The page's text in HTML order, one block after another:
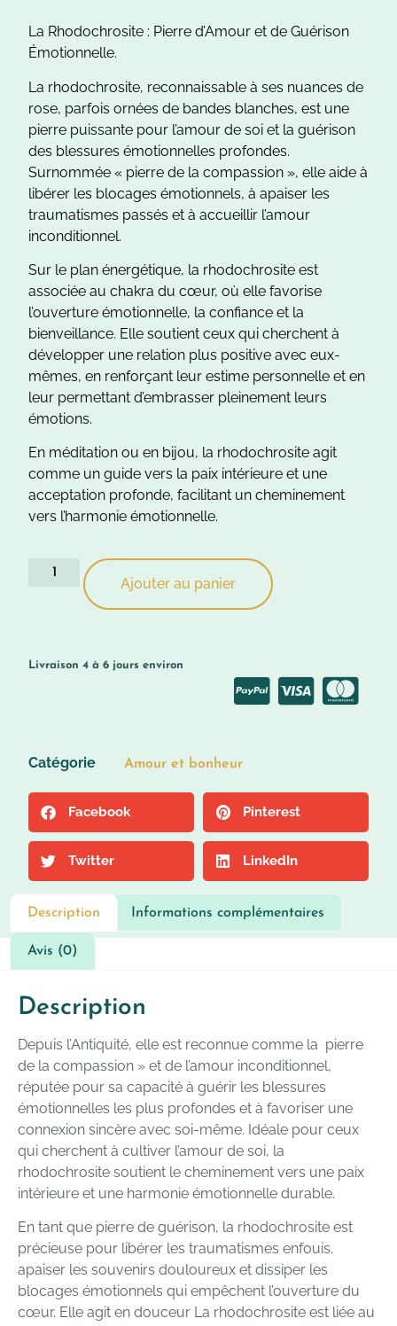
La Rhodochrosite : Pierre d’Amour et de Guérison
Émotionnelle.
La rhodochrosite, reconnaissable à ses nuances de
rose, parfois ornées de bandes blanches, est une
pierre puissante pour l’amour de soi et la guérison
des blessures émotionnelles profondes.
Surnommée « pierre de la compassion », elle aide à
libérer les blocages émotionnels, à apaiser les
traumatismes passés et à accueillir l’amour
inconditionnel.
Sur le plan énergétique, la rhodochrosite est
associée au chakra du cœur, où elle favorise
l’ouverture émotionnelle, la confiance et la
bienveillance. Elle soutient ceux qui cherchent à
développer une relation plus positive avec eux-
mêmes, en renforçant leur estime personnelle et en
leur permettant d’embrasser pleinement leurs
émotions.
En méditation ou en bijou, la rhodochrosite agit
comme un guide vers la paix intérieure et une
acceptation profonde, facilitant un cheminement
vers l’harmonie émotionnelle.
Ajouter au panier
Livraison 4 à 6 jours environ
Catégorie Amour et bonheur
Facebook Pinterest
Twitter LinkedIn
Description Informations complémentaires
Avis (0)
Description
Depuis l’Antiquité, elle est reconnue comme la pierre
de la compassion » et de l’amour inconditionnel,
réputée pour sa capacité à guérir les blessures
émotionnelles les plus profondes et à favoriser une
connexion sincère avec soi-même. Idéale pour ceux
qui cherchent à cultiver l’amour de soi, la
rhodochrosite soutient le cheminement vers une paix
intérieure et une harmonie émotionnelle durable.
En tant que pierre de guérison, la rhodochrosite est
précieuse pour libérer les traumatismes enfouis,
apaiser les souvenirs douloureux et dissiper les
blocages émotionnels qui empêchent l’ouverture du
cœur. Elle agit en douceur La rhodochrosite est liée au